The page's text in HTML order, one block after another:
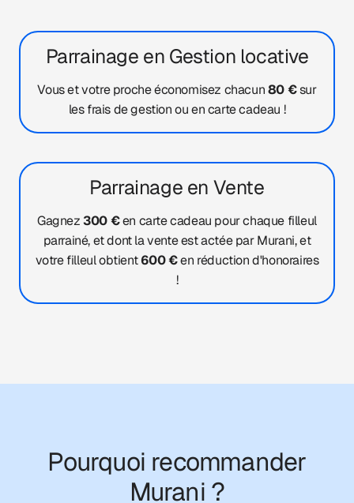
Parrainage en Gestion locative
Vous et votre proche économisez chacun80 €sur
les frais de gestion ou en carte cadeau !
Parrainage en Vente
Gagnez300 €en carte cadeau pour chaque filleul
parrainé, et dont la vente est actée par Murani, et
votre filleul obtient600 €en réduction d'honoraires
!
Pourquoi recommander
Murani ?